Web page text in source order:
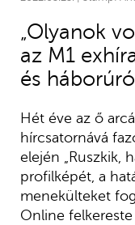
„Olyanok
az M1
és
Hét éve az ő
hírcsatornává
elején „Ruszkik,
profilképét, a
menekülteket
Online